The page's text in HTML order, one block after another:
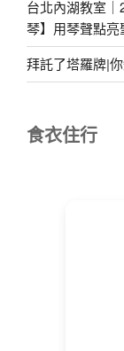
台北內湖教室
琴】用琴聲點亮
拜託了塔羅牌|
食衣住行